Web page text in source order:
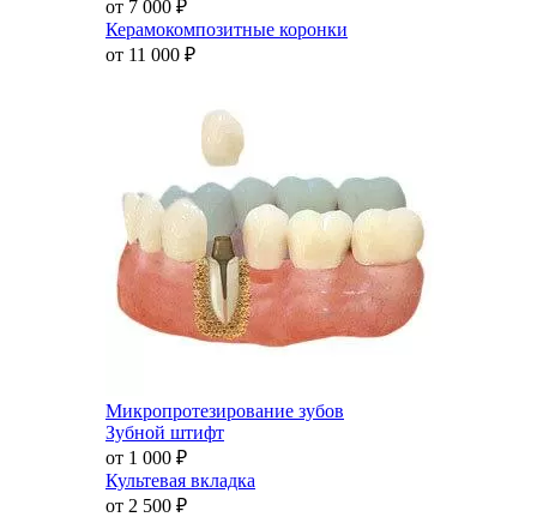
от 7 000 ₽
Керамокомпозитные коронки
от 11 000 ₽
Микропротезирование зубов
Зубной штифт
от 1 000 ₽
Культевая вкладка
от 2 500 ₽